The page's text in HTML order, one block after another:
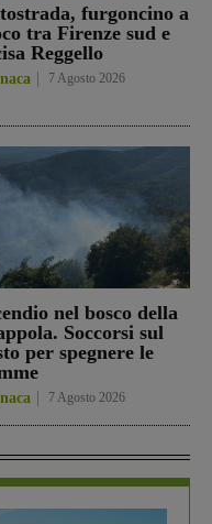
furgoncino a
tra Firenze sud e
Reggello
7 Agosto 2026
nel bosco della
Soccorsi sul
per spegnere le
7 Agosto 2026